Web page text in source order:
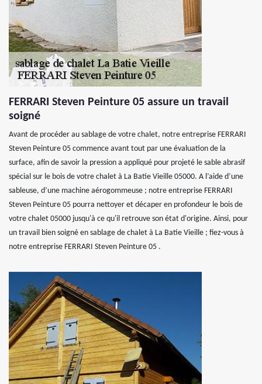
FERRARI Steven Peinture 05 assure un travail
soigné
Avant de procéder au sablage de votre chalet, notre entreprise FERRARI
Steven Peinture 05 commence avant tout par une évaluation de la
surface, afin de savoir la pression a appliqué pour projeté le sable abrasif
spécial sur le bois de votre chalet à La Batie Vieille 05000. A l’aide d’une
sableuse, d’une machine aérogommeuse ; notre entreprise FERRARI
Steven Peinture 05 pourra nettoyer et décaper en profondeur le bois de
votre chalet 05000 jusqu'à ce qu'il retrouve son état d'origine. Ainsi, pour
un travail bien soigné en sablage de chalet à La Batie Vieille ; fiez-vous à
notre entreprise FERRARI Steven Peinture 05 .